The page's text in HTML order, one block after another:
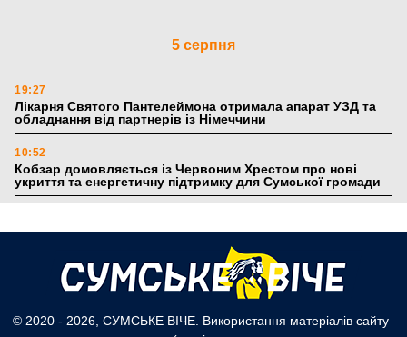
5 серпня
19:27
Лікарня Святого Пантелеймона отримала апарат УЗД та
обладнання від партнерів із Німеччини
10:52
Кобзар домовляється із Червоним Хрестом про нові
укриття та енергетичну підтримку для Сумської громади
Понад 8 мільйонів книжок згоріли. Як допомогти «Ранку»
та іншим видавництвам відновитися
© 2020 - 2026, СУМСЬКЕ ВІЧЕ. Використання матеріалів сайту